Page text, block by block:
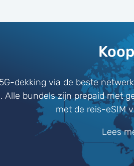
dekking via de beste
Alle bundels zijn prepaid met
met de reis-eSIM
Lees